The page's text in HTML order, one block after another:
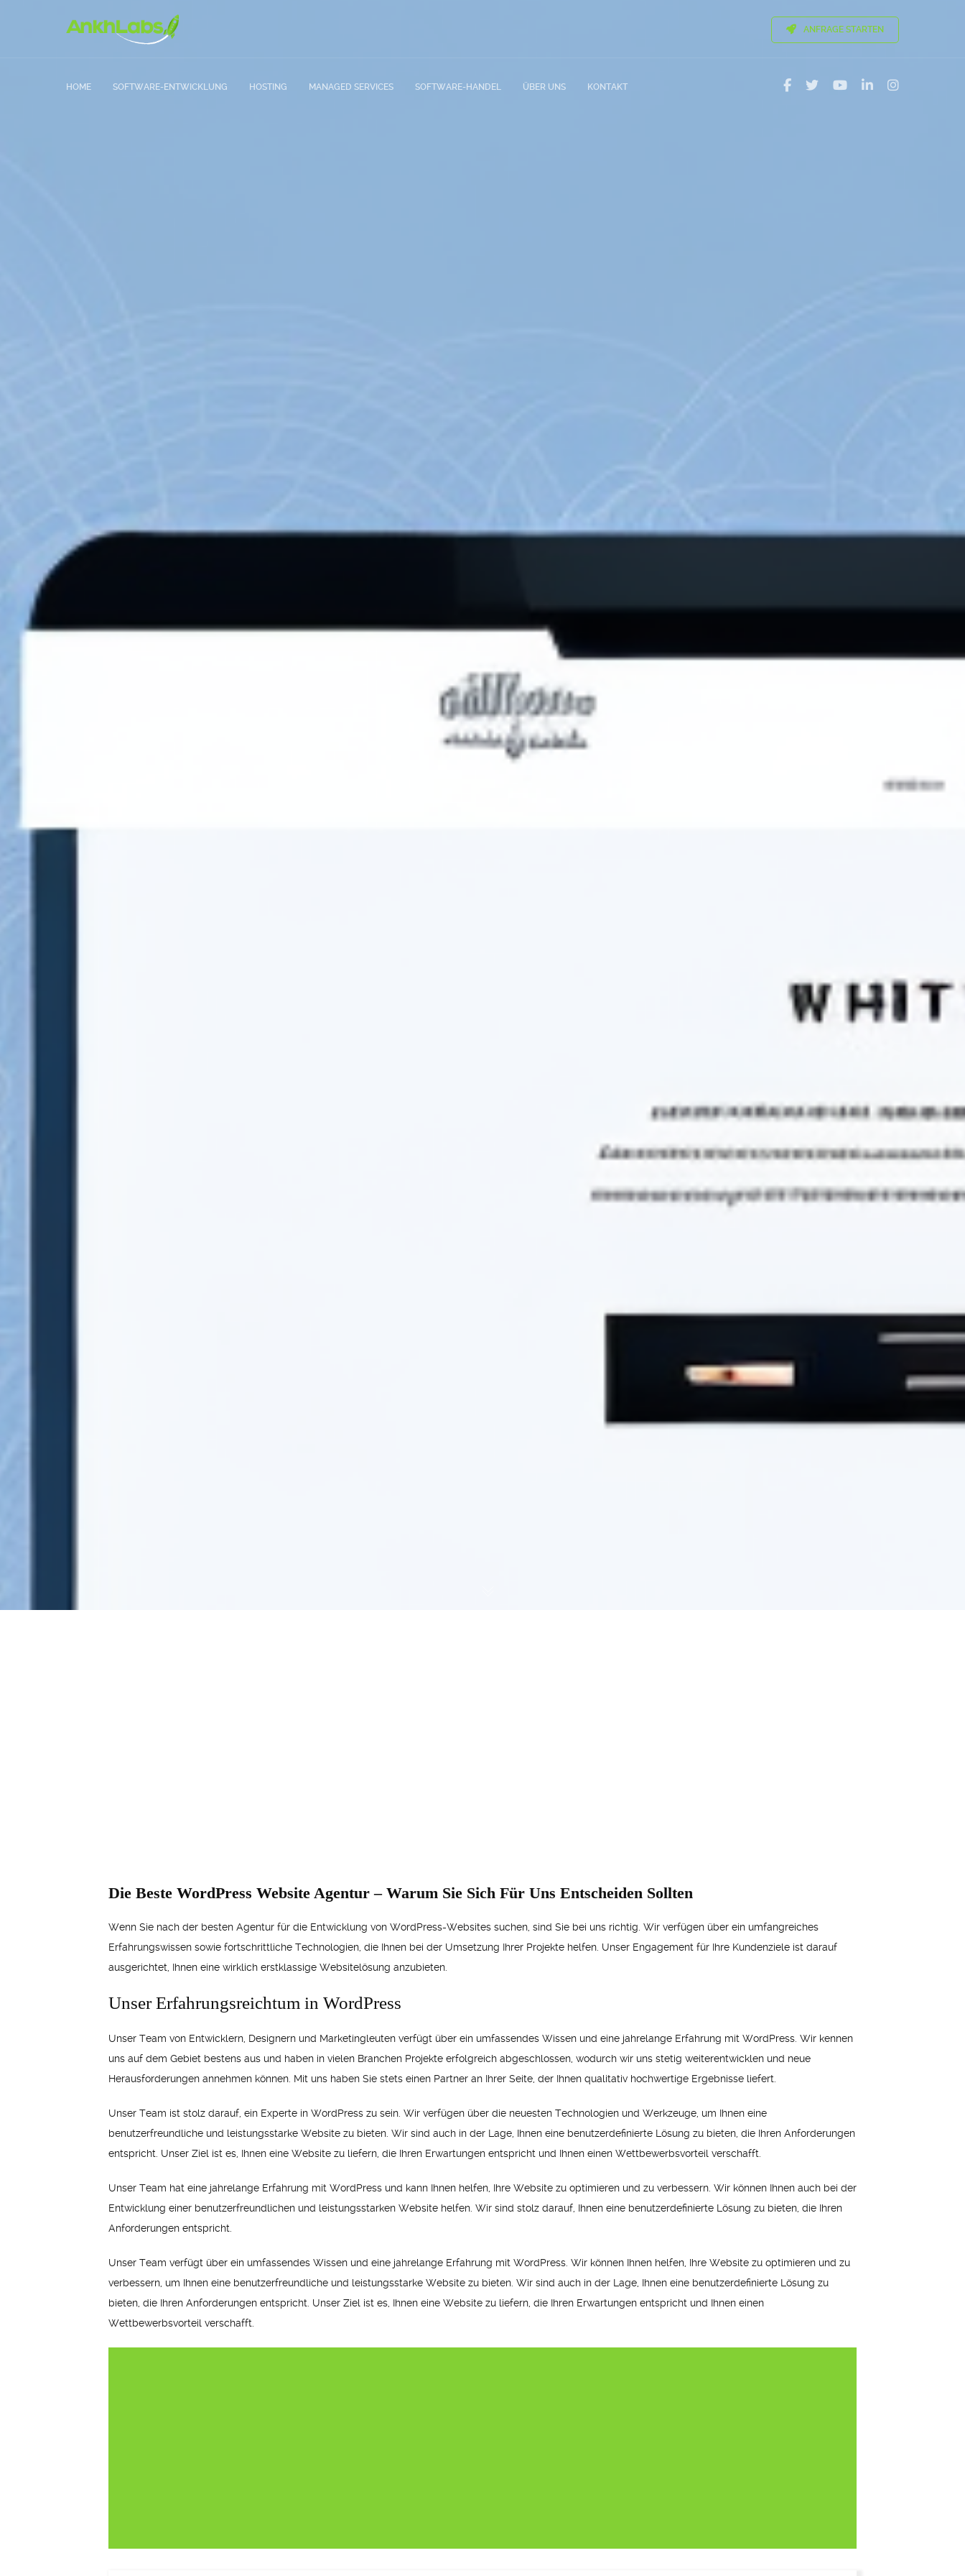
ANFRAGE STARTEN
HOME SOFTWARE-ENTWICKLUNG HOSTING MANAGED SERVICES SOFTWARE-HANDEL ÜBER UNS KONTAKT
Die Beste WordPress Website Agentur – Warum Sie Sich Für Uns Entscheiden Sollten
Wenn Sie nach der besten Agentur für die Entwicklung von WordPress-Websites suchen, sind Sie bei uns richtig. Wir verfügen über ein umfangreiches
Erfahrungswissen sowie fortschrittliche Technologien, die Ihnen bei der Umsetzung Ihrer Projekte helfen. Unser Engagement für Ihre Kundenziele ist darauf
ausgerichtet, Ihnen eine wirklich erstklassige Websitelösung anzubieten.
Unser Erfahrungsreichtum in WordPress
Unser Team von Entwicklern, Designern und Marketingleuten verfügt über ein umfassendes Wissen und eine jahrelange Erfahrung mit WordPress. Wir kennen
uns auf dem Gebiet bestens aus und haben in vielen Branchen Projekte erfolgreich abgeschlossen, wodurch wir uns stetig weiterentwicklen und neue
Herausforderungen annehmen können. Mit uns haben Sie stets einen Partner an Ihrer Seite, der Ihnen qualitativ hochwertige Ergebnisse liefert.
Unser Team ist stolz darauf, ein Experte in WordPress zu sein. Wir verfügen über die neuesten Technologien und Werkzeuge, um Ihnen eine
benutzerfreundliche und leistungsstarke Website zu bieten. Wir sind auch in der Lage, Ihnen eine benutzerdefinierte Lösung zu bieten, die Ihren Anforderungen
entspricht. Unser Ziel ist es, Ihnen eine Website zu liefern, die Ihren Erwartungen entspricht und Ihnen einen Wettbewerbsvorteil verschafft.
Unser Team hat eine jahrelange Erfahrung mit WordPress und kann Ihnen helfen, Ihre Website zu optimieren und zu verbessern. Wir können Ihnen auch bei der
Entwicklung einer benutzerfreundlichen und leistungsstarken Website helfen. Wir sind stolz darauf, Ihnen eine benutzerdefinierte Lösung zu bieten, die Ihren
Anforderungen entspricht.
Unser Team verfügt über ein umfassendes Wissen und eine jahrelange Erfahrung mit WordPress. Wir können Ihnen helfen, Ihre Website zu optimieren und zu
verbessern, um Ihnen eine benutzerfreundliche und leistungsstarke Website zu bieten. Wir sind auch in der Lage, Ihnen eine benutzerdefinierte Lösung zu
bieten, die Ihren Anforderungen entspricht. Unser Ziel ist es, Ihnen eine Website zu liefern, die Ihren Erwartungen entspricht und Ihnen einen
Wettbewerbsvorteil verschafft.